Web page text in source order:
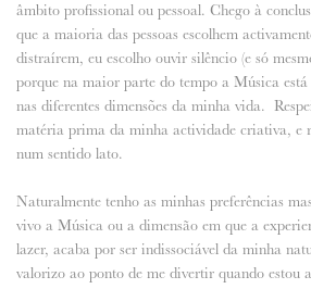
âmbito profissional ou pessoal. Chego à
que a maioria das pessoas escolhem
distraírem, eu escolho ouvir silêncio (e só
porque na maior parte do tempo a Música está
nas diferentes dimensões da minha vida.
matéria prima da minha actividade criativa, e
num sentido lato.
Naturalmente tenho as minhas preferências
vivo a Música ou a dimensão em que a
lazer, acaba por ser indissociável da minha
valorizo ao ponto de me divertir quando estou